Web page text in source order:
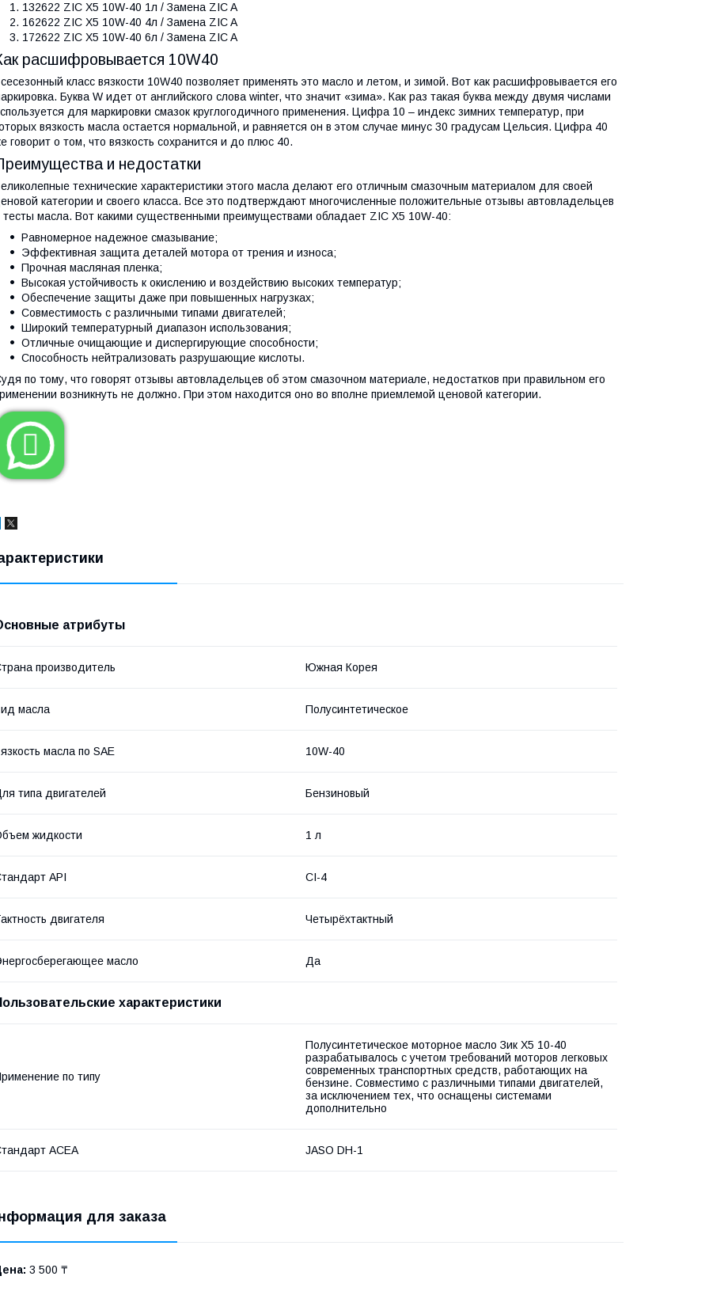
132622 ZIC X5 10W-40 1л / Замена ZIC A
162622 ZIC X5 10W-40 4л / Замена ZIC A
172622 ZIC X5 10W-40 6л / Замена ZIC A
расшифровывается 10W40
класс вязкости 10W40 позволяет применять это масло и летом, и зимой. Вот как расшифровывается его
Буква W идет от английского слова winter, что значит «зима». Как раз такая буква между двумя числами
для маркировки смазок круглогодичного применения. Цифра 10 – индекс зимних температур, при
вязкость масла остается нормальной, и равняется он в этом случае минус 30 градусам Цельсия. Цифра 40
говорит о том, что вязкость сохранится и до плюс 40.
и недостатки
технические характеристики этого масла делают его отличным смазочным материалом для своей
категории и своего класса. Все это подтверждают многочисленные положительные отзывы автовладельцев
тесты масла. Вот какими существенными преимуществами обладает ZIC Х5 10W-40:
Равномерное надежное смазывание;
Эффективная защита деталей мотора от трения и износа;
Прочная масляная пленка;
Высокая устойчивость к окислению и воздействию высоких температур;
Обеспечение защиты даже при повышенных нагрузках;
Совместимость с различными типами двигателей;
Широкий температурный диапазон использования;
Отличные очищающие и диспергирующие способности;
Способность нейтрализовать разрушающие кислоты.
по тому, что говорят отзывы автовладельцев об этом смазочном материале, недостатков при правильном его
возникнуть не должно. При этом находится оно во вполне приемлемой ценовой категории.
атрибуты
производитель Южная Корея
масла Полусинтетическое
масла по SAE 10W-40
типа двигателей Бензиновый
жидкости 1 л
API CI-4
двигателя Четырёхтактный
масло Да
характеристики
по типу
Полусинтетическое моторное масло Зик Х5 10-40
разрабатывалось с учетом требований моторов легковых
современных транспортных средств, работающих на
бензине. Совместимо с различными типами двигателей,
за исключением тех, что оснащены системами
дополнительно
ACEA JASO DH-1
для заказа
3 500 ₸